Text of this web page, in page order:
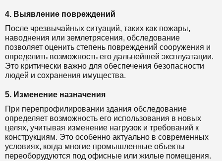
4. Выявление повреждений
После чрезвычайных ситуаций, таких как пожары,
наводнения или землетрясения, обследование
позволяет оценить степень повреждений сооружения и
определить возможность его дальнейшей эксплуатации.
Это критически важно для обеспечения безопасности
людей и сохранения имущества.
5. Изменение назначения
При перепрофилировании здания обследование
определяет возможность его использования в новых
целях, учитывая изменение нагрузок и требований к
конструкциям. Это особенно актуально в современных
условиях, когда многие промышленные объекты
переоборудуются под офисные или жилые помещения.